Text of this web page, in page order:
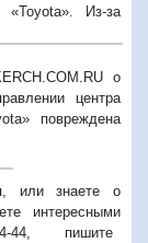
«Toyota». Из-за
о
центра
повреждена
или знаете о
интересными
94-44, пишите